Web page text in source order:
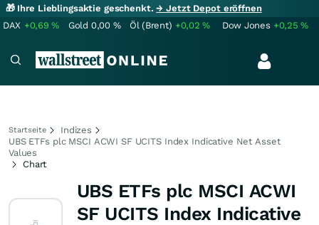
🎁 Ihre Lieblingsaktie geschenkt.→ Jetzt Depot eröffnen
DAX +0,69% Gold 0,00 % Öl (Brent) +0,02% Dow Jones +0,25%
Startseite
Indizes
UBS ETFs plc MSCI ACWI SF UCITS Index Indicative Net Asset
Values
Chart
UBS ETFs plc MSCI ACWI
SF UCITS Index Indicative